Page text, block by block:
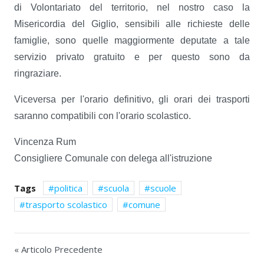
di Volontariato del territorio, nel nostro caso la
Misericordia del Giglio, sensibili alle richieste delle
famiglie, sono quelle maggiormente deputate a tale
servizio privato gratuito e per questo sono da
ringraziare.
Viceversa per l'orario definitivo, gli orari dei trasporti
saranno compatibili con l'orario scolastico.
Vincenza Rum
Consigliere Comunale con delega all'istruzione
Tags politica scuola
scuole
trasporto scolastico
comune
« Articolo Precedente